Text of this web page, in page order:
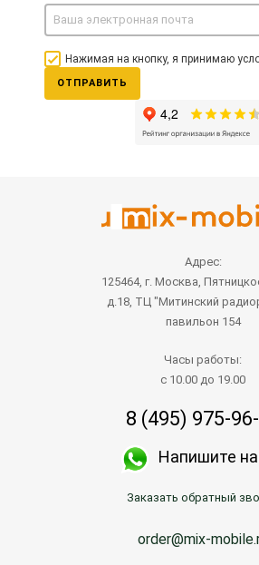
Нажимая на кнопку, я принимаю
ОТПРАВИТЬ
Адрес:
125464, г. Москва,
д.18, ТЦ "Митинский
павильон 154
Часы работы:
с 10.00 до 19.00
8 (495) 975-
Напишите
Заказать обратный
order@mix-